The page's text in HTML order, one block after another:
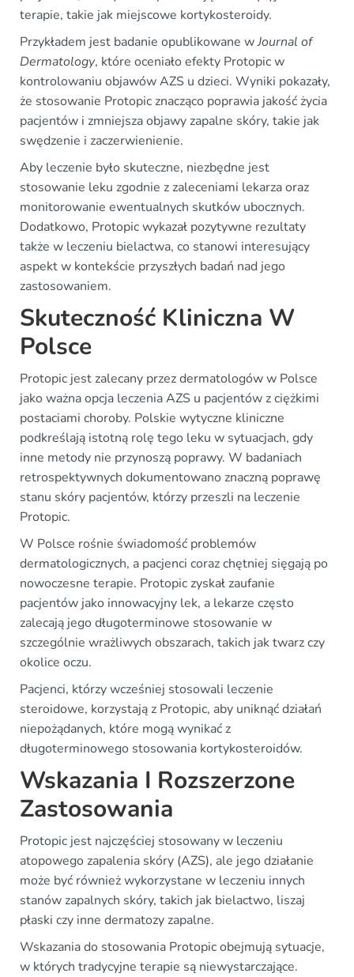
terapie, takie jak miejscowe kortykosteroidy.
Przykładem jest badanie opublikowane wJournal of
Dermatology, które oceniało efekty Protopic w
kontrolowaniu objawów AZS u dzieci. Wyniki pokazały,
że stosowanie Protopic znacząco poprawia jakość życia
pacjentów i zmniejsza objawy zapalne skóry, takie jak
swędzenie i zaczerwienienie.
Aby leczenie było skuteczne, niezbędne jest
stosowanie leku zgodnie z zaleceniami lekarza oraz
monitorowanie ewentualnych skutków ubocznych.
Dodatkowo, Protopic wykazał pozytywne rezultaty
także w leczeniu bielactwa, co stanowi interesujący
aspekt w kontekście przyszłych badań nad jego
zastosowaniem.
Skuteczność Kliniczna W
Polsce
Protopic jest zalecany przez dermatologów w Polsce
jako ważna opcja leczenia AZS u pacjentów z ciężkimi
postaciami choroby. Polskie wytyczne kliniczne
podkreślają istotną rolę tego leku w sytuacjach, gdy
inne metody nie przynoszą poprawy. W badaniach
retrospektywnych dokumentowano znaczną poprawę
stanu skóry pacjentów, którzy przeszli na leczenie
Protopic.
W Polsce rośnie świadomość problemów
dermatologicznych, a pacjenci coraz chętniej sięgają po
nowoczesne terapie. Protopic zyskał zaufanie
pacjentów jako innowacyjny lek, a lekarze często
zalecają jego długoterminowe stosowanie w
szczególnie wrażliwych obszarach, takich jak twarz czy
okolice oczu.
Pacjenci, którzy wcześniej stosowali leczenie
steroidowe, korzystają z Protopic, aby uniknąć działań
niepożądanych, które mogą wynikać z
długoterminowego stosowania kortykosteroidów.
Wskazania I Rozszerzone
Zastosowania
Protopic jest najczęściej stosowany w leczeniu
atopowego zapalenia skóry (AZS), ale jego działanie
może być również wykorzystane w leczeniu innych
stanów zapalnych skóry, takich jak bielactwo, liszaj
płaski czy inne dermatozy zapalne.
Wskazania do stosowania Protopic obejmują sytuacje,
w których tradycyjne terapie są niewystarczające.